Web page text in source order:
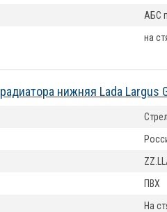
АБС
на
нижняя Lada
ПВХ
На